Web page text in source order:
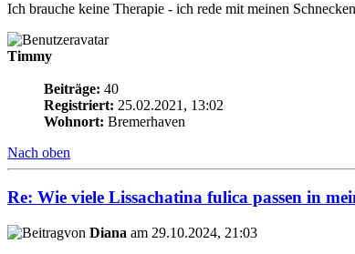
Ich brauche keine Therapie - ich rede mit meinen
Timmy
Beiträge: 40
Registriert: 25.02.2021, 13:02
Wohnort: Bremerhaven
Nach oben
Re: Wie viele Lissachatina fulica passen in
von Diana am 29.10.2024, 21:03